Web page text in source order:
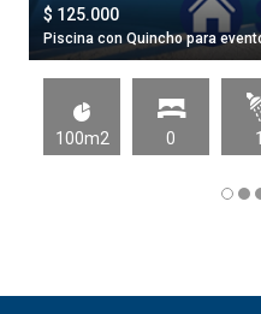
$ 125.000
Piscina con Quincho para
100m2 0 1